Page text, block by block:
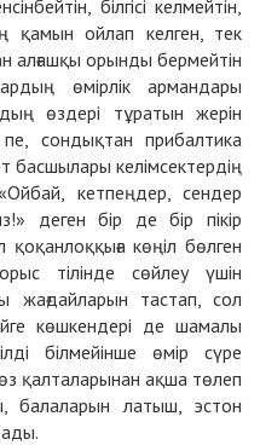
білгісі келмейтін,
қамын ойлап келген, тек
алғашқы орынды бермейтін
өмірлік армандары
өздері тұратын жерін
сондықтан прибалтика
басшылары келімсектердің
кетпеңдер, сендер
деген бір де бір пікір
көңіл бөлген
тілінде сөйлеу үшін
жағдайларын тастап, сол
көшкендері де шамалы
білмейінше өмір сүре
қалталарынан ақша төлеп
балаларын латыш, эстон